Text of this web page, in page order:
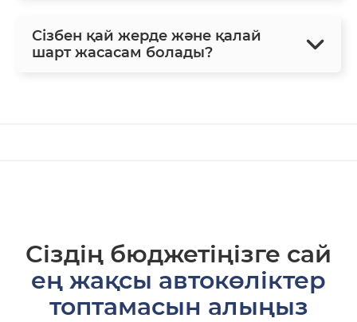
Сізбен қай жерде және қалай
шарт жасасам болады?
Сіздің бюджетіңізге сай
ең жақсы автокөліктер
топтамасын алыңыз